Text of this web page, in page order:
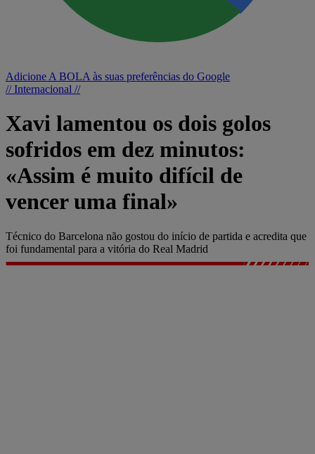
Adicione A BOLA às suas preferências do Google
// Internacional //
Xavi lamentou os dois golos
sofridos em dez minutos:
«Assim é muito difícil de
vencer uma final»
Técnico do Barcelona não gostou do início de partida e acredita que
foi fundamental para a vitória do Real Madrid